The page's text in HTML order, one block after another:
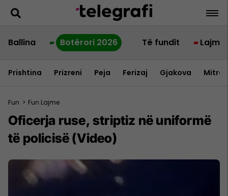
Ballina Botërori 2026 Të fundit Lajme
Prishtina Prizreni Peja Ferizaj Gjakova
Fun > Fun Lajme
Oficerja ruse, striptiz në uniformë
të policisë (Video)